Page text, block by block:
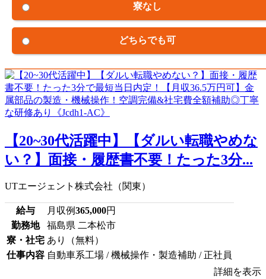
寮なし
どちらでも可
【20~30代活躍中】【ダルい転職やめな
い？】面接・履歴書不要！たった3分...
UTエージェント株式会社（関東）
給与 月収例365,000円
勤務地
福島県 二本松市
寮・社宅 あり（無料）
仕事内容 自動車系工場 / 機械操作・製造補助 / 正社員
詳細を表示